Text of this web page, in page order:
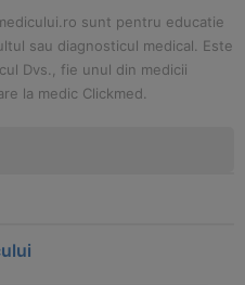
sunt pentru educatie
sau diagnosticul medical. Este
Dvs., fie unul din medicii
la medic Clickmed.